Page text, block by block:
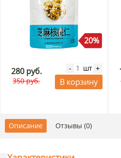
20%
280 руб.
350 руб.
- шт +
В корзину
Описание Отзывы (0)